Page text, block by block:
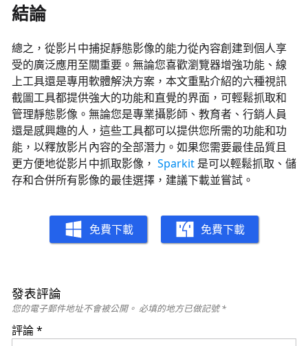
結論
總之，從影片中捕捉靜態影像的能力從內容創建到個人享
受的廣泛應用至關重要。無論您喜歡瀏覽器增強功能、線
上工具還是專用軟體解決方案，本文重點介紹的六種視訊
截圖工具都提供強大的功能和直覺的界面，可輕鬆抓取和
管理靜態影像。無論您是專業攝影師、教育者、行銷人員
還是感興趣的人，這些工具都可以提供您所需的功能和功
能，以釋放影片內容的全部潛力。如果您需要最佳品質且
更方便地從影片中抓取影像， Sparkit 是可以輕鬆抓取、儲
存和合併所有影像的最佳選擇，建議下載並嘗試。
免費下載 免費下載
發表評論
您的電子郵件地址不會被公開。 必填的地方已做記號*
評論*